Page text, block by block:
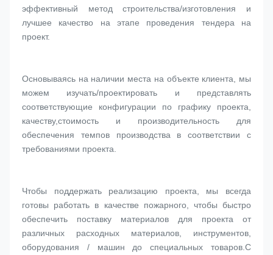
эффективный метод строительства/изготовления и
лучшее качество на этапе проведения тендера на
проект.
Основываясь на наличии места на объекте клиента, мы
можем изучать/проектировать и представлять
соответствующие конфигурации по графику проекта,
качеству,стоимость и производительность для
обеспечения темпов производства в соответствии с
требованиями проекта.
Чтобы поддержать реализацию проекта, мы всегда
готовы работать в качестве пожарного, чтобы быстро
обеспечить поставку материалов для проекта от
различных расходных материалов, инструментов,
оборудования / машин до специальных товаров.С